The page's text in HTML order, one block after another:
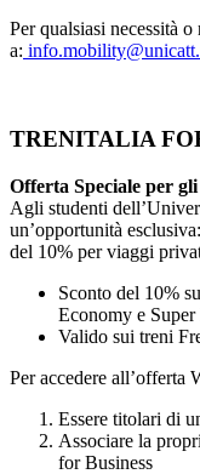
Per qualsiasi necessità
a:
TRENITALIA
Offerta Speciale per
Agli studenti
un’opportunità
del 10% per viaggi
Sconto del 10%
Economy e
Valido sui treni
Per accedere all’offerta
Essere titolari di
Associare la
for Business